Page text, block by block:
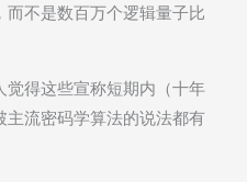
不是数百万个逻辑量子比
得这些宣称短期内（十年
主流密码学算法的说法都有